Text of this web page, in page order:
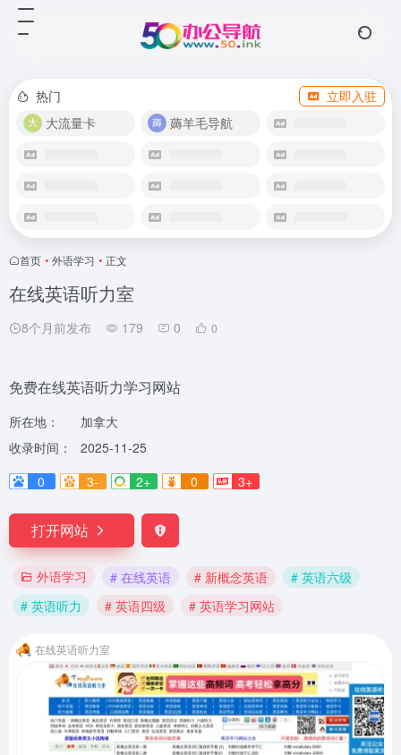
热门
立即入驻
大流量卡
薅羊毛导航
首页 • 外语学习 • 正文
在线英语听力室
8个月前发布 179 0 0
免费在线英语听力学习网站
所在地：
加拿大
收录时间：
2025-11-25
0
3- 2+ 0 3+
打开网站
外语学习 # 在线英语 # 新概念英语
# 英语六级
# 英语听力
# 英语四级 # 英语学习网站
在线英语听力室